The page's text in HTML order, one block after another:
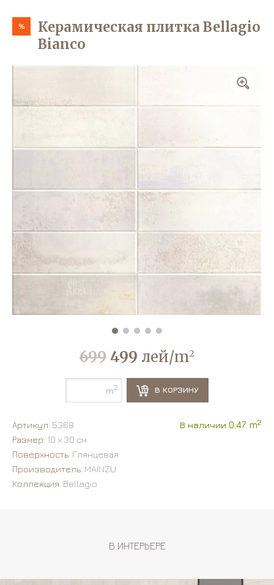
%
Керамическая плитка Bellagio
Bianco
699 499 лей/m2
m2 В КОРЗИНУ
Артикул: 5368 В наличии 0.47 m2
Размер: 10 х 30 см
Поверхность: Глянцевая
Производитель: MAINZU
Коллекция: Bellagio
В ИНТЕРЬЕРЕ